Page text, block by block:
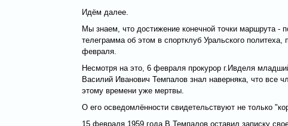
Идём далее.
Мы знаем, что достижение конечной точки маршрута -
телеграмма об этом в спортклуб Уральского политеха,
февраля.
Несмотря на это, 6 февраля прокурор г.Ивделя
Василий Иванович Темпалов знал наверняка, что все
этому времени уже мертвы.
О его осведомлённости свидетельствуют не только
15 февраля 1959 года В.Темпалов оставил записку